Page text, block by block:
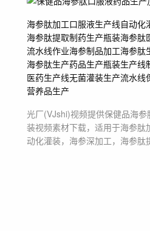
海参肽加工口服液生产线自动化
海参肽提取制药生产瓶装海参肽
流水线作业海参制品加工海参肽
海参肽生产药品生产瓶装生产线
医药生产线无菌灌装生产流水线
营养品生产
光厂(VJshi)视频提供保健品海参
装视频素材下载，适用于海参肽
动化灌装，海参深加工，海参肽